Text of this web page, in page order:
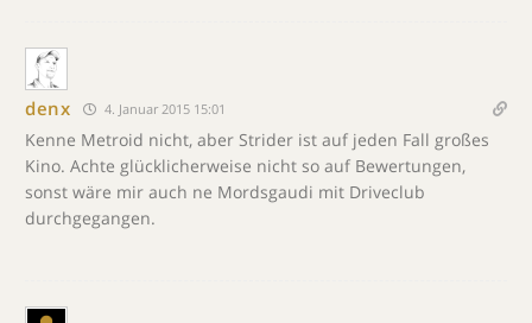
denx 4. Januar 2015 15:01
Kenne Metroid nicht, aber Strider ist auf jeden Fall großes
Kino. Achte glücklicherweise nicht so auf Bewertungen,
sonst wäre mir auch ne Mordsgaudi mit Driveclub
durchgegangen.